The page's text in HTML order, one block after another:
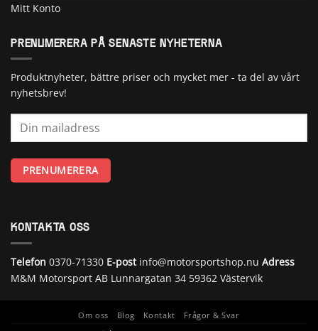
Mitt Konto
PRENUMERERA PÅ SENASTE NYHETERNA
Produktnyheter, bättre priser och mycket mer - ta del av vårt
nyhetsbrev!
KONTAKTA OSS
Telefon 0370-71330 E-postinfo@motorsportshop.nu Adress
M&M Motorsport AB Lunnargatan 34 59362 Västervik
Om oss Blog Kontakt Frågor & Svar